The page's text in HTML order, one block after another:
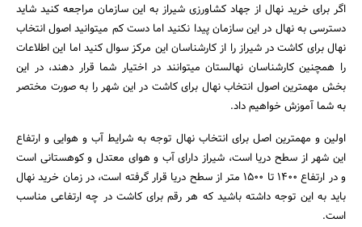
اگر برای خرید نهال از جهاد کشاورزی شیراز به این سازمان مراجعه کنید شاید
دسترسی به نهال در این سازمان پیدا نکنید اما دست کم می­توانید اصول انتخاب
نهال برای کاشت در شیراز را از کارشناسان این مرکز سوال کنید اما این اطلاعات
را همچنین کارشناسان نهالستان می­توانند در اختیار شما قرار دهند، در این
بخش مهم­ترین اصول انتخاب نهال برای کاشت در این شهر را به صورت مختصر
به شما آموزش خواهیم داد.
اولین و مهم­ترین اصل برای انتخاب نهال توجه به شرایط آب و هوایی و ارتفاع
این شهر از سطح دریا است، شیراز دارای آب و هوای معتدل و کوهستانی است
و در ارتفاع 1400 تا 1500 متر از سطح دریا قرار گرفته است، در زمان خرید نهال
باید به این توجه داشته باشید که هر رقم برای کاشت در چه ارتفاعی مناسب
است.